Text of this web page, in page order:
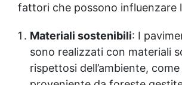
fattori che possono influenzare
Materiali sostenibili: I
sono realizzati con materiali
rispettosi dell’ambiente,